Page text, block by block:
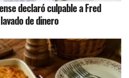
declaró culpable a Fred
de dinero